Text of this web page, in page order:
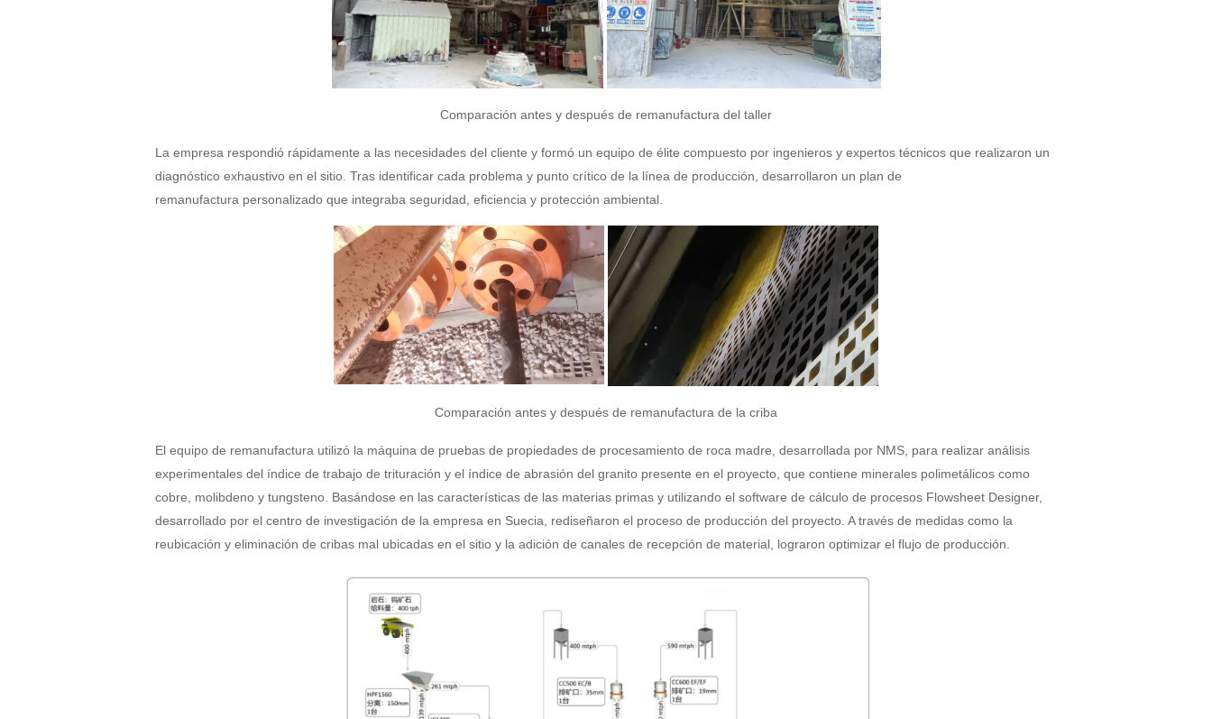
Comparación antes y después de remanufactura del taller
La empresa respondió rápidamente a las necesidades del cliente y formó un equipo de élite compuesto por ingenieros y expertos técnicos que realizaron un
diagnóstico exhaustivo en el sitio. Tras identificar cada problema y punto crítico de la línea de producción, desarrollaron un plan de
remanufactura personalizado que integraba seguridad, eficiencia y protección ambiental.
Comparación antes y después de remanufactura de la criba
El equipo de remanufactura utilizó la máquina de pruebas de propiedades de procesamiento de roca madre, desarrollada por NMS, para realizar análisis
experimentales del índice de trabajo de trituración y el índice de abrasión del granito presente en el proyecto, que contiene minerales polimetálicos como
cobre, molibdeno y tungsteno. Basándose en las características de las materias primas y utilizando el software de cálculo de procesos Flowsheet Designer,
desarrollado por el centro de investigación de la empresa en Suecia, rediseñaron el proceso de producción del proyecto. A través de medidas como la
reubicación y eliminación de cribas mal ubicadas en el sitio y la adición de canales de recepción de material, lograron optimizar el flujo de producción.